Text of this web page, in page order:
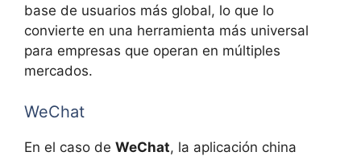
base de usuarios más global, lo que lo
convierte en una herramienta más universal
para empresas que operan en múltiples
mercados.
WeChat
En el caso de WeChat, la aplicación china